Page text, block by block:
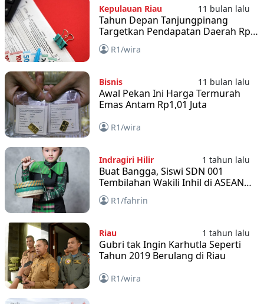
Kepulauan Riau 11 bulan lalu
Tahun Depan Tanjungpinang
Targetkan Pendapatan Daerah Rp
1,01 T
R1/wira
Bisnis 11 bulan lalu
Awal Pekan Ini Harga Termurah
Emas Antam Rp1,01 Juta
R1/wira
Indragiri Hilir 1 tahun lalu
Buat Bangga, Siswi SDN 001
Tembilahan Wakili Inhil di ASEAN
Fashion Festival 2025
R1/fahrin
Riau 1 tahun lalu
Gubri tak Ingin Karhutla Seperti
Tahun 2019 Berulang di Riau
R1/wira